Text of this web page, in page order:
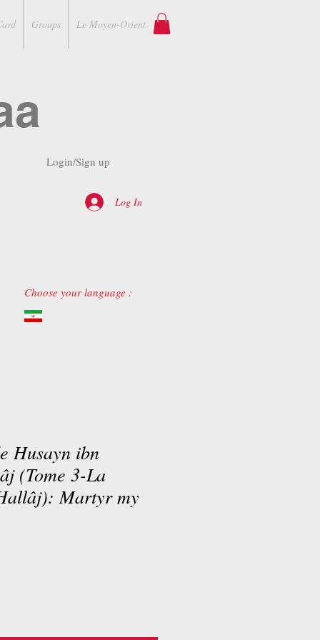
Groups Le Moyen-Orient
Login/Sign up
Log In
Choose your language :
Husayn ibn
(Tome 3-La
Martyr my